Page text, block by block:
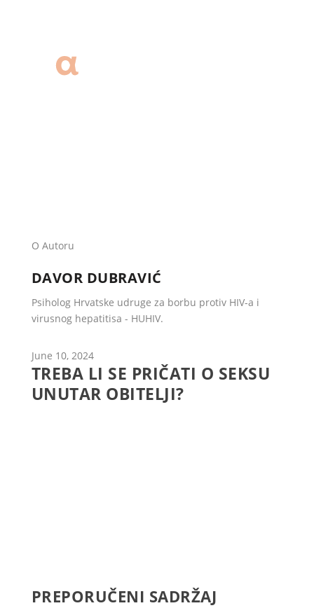
O Autoru
DAVOR DUBRAVIĆ
Psiholog Hrvatske udruge za borbu protiv HIV-a i
virusnog hepatitisa - HUHIV.
June 10, 2024
TREBA LI SE PRIČATI O SEKSU
UNUTAR OBITELJI?
PREPORUČENI SADRŽAJ